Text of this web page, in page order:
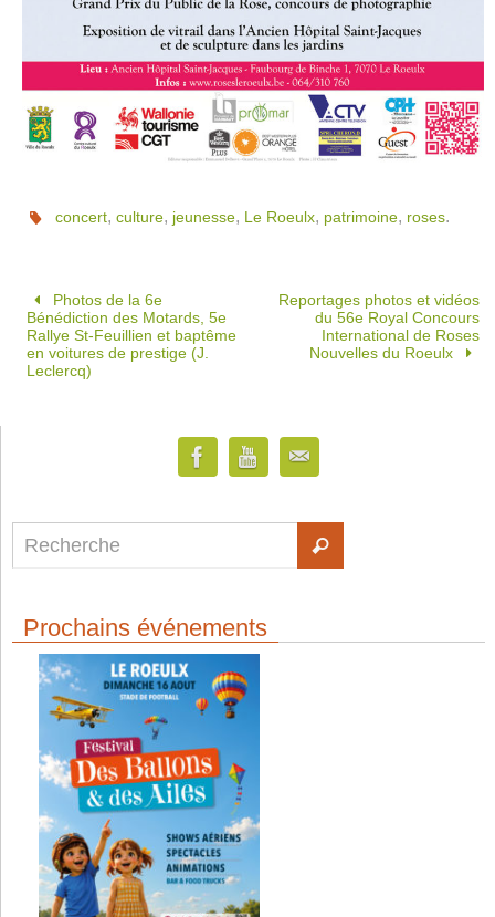
concert,culture, jeunesse, Le Roeulx, patrimoine, roses.
Photos de la 6e
Bénédiction des Motards, 5e
Rallye St-Feuillien et baptême
en voitures de prestige (J.
Leclercq)
Reportages photos et vidéos
du 56e Royal Concours
International de Roses
Nouvelles du Roeulx
Prochains événements